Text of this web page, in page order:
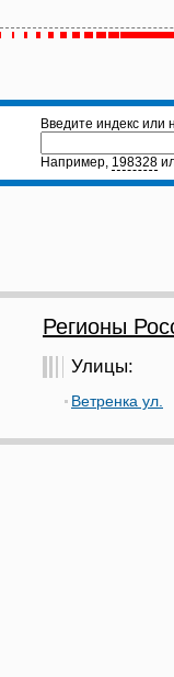
Введите индекс или
Например, 198328
Регионы
Улицы:
Ветренка ул.